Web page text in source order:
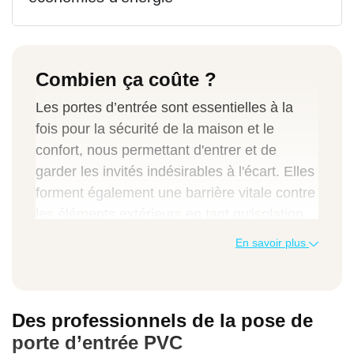
Combien ça coûte ?
Les portes d’entrée sont essentielles à la
fois pour la sécurité de la maison et le
confort, nous permettant d'entrer et de
garder les invités indésirables à l'écart. Elles
forment également une barrière vitale contre
gardant la chaleur à l'intérieur et le froid à
Bien qu'il existe de nombreux types de
portes disponibles, les portes en PVC
En savoir plus
Des professionnels de la pose de
porte d’entrée PVC